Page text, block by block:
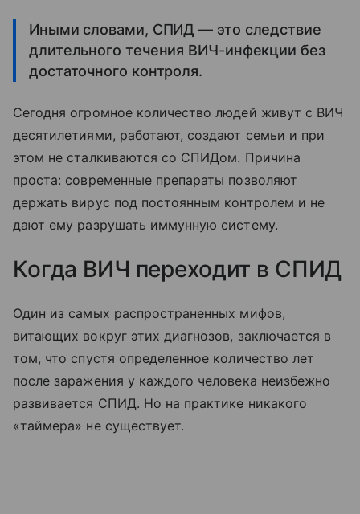
Иными словами, СПИД — это следствие
длительного течения ВИЧ-инфекции без
достаточного контроля.
Сегодня огромное количество людей живут с ВИЧ
десятилетиями, работают, создают семьи и при
этом не сталкиваются со СПИДом. Причина
проста: современные препараты позволяют
держать вирус под постоянным контролем и не
дают ему разрушать иммунную систему.
Когда ВИЧ переходит в СПИД
Один из самых распространенных мифов,
витающих вокруг этих диагнозов, заключается в
том, что спустя определенное количество лет
после заражения у каждого человека неизбежно
развивается СПИД. Но на практике никакого
«таймера» не существует.